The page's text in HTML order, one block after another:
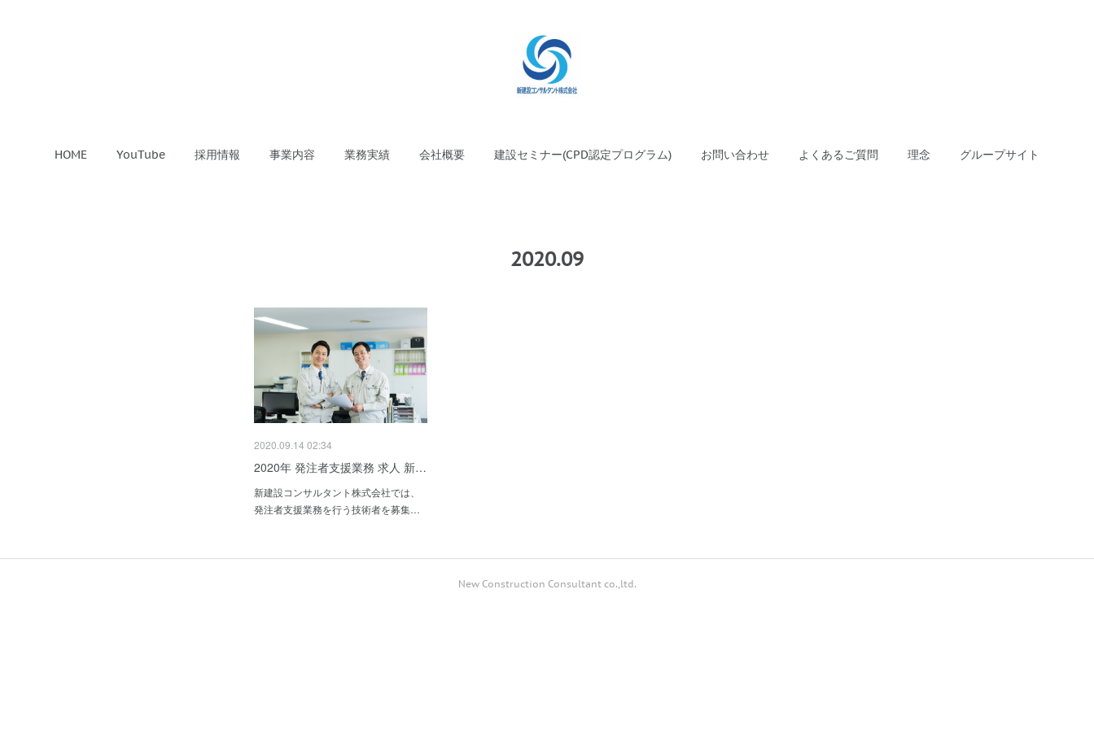
HOME YouTube 採用情報 事業内容 業務実績 会社概要 建設セミナー(CPD認定プログラム) お問い合わせ よくあるご質問 理念 グループサイト
2020.09
2020.09.14 02:34
2020年 発注者支援業務 求人 新…
新建設コンサルタント株式会社では、
発注者支援業務を行う技術者を募集…
New Construction Consultant co.,ltd.